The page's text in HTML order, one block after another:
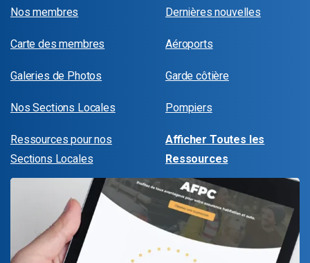
Nos membres
Carte des membres
Galeries de Photos
Nos Sections Locales
Ressources pour nos
Sections Locales
Dernières nouvelles
Aéroports
Garde côtière
Pompiers
Afficher Toutes les
Ressources